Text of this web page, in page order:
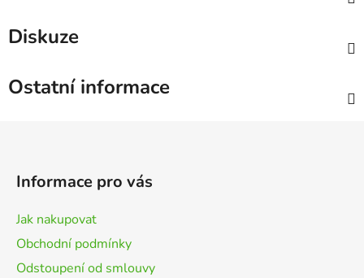
Diskuze
Ostatní informace
Informace pro vás
Jak nakupovat
Obchodní podmínky
Odstoupení od smlouvy